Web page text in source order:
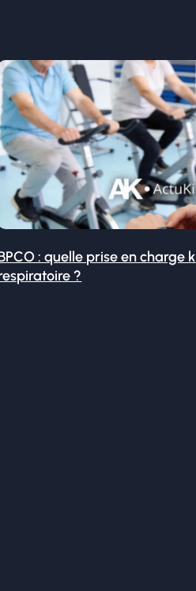
: quelle prise en charge
?